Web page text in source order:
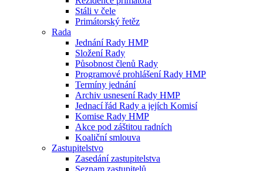
Stáli v čele
Primátorský řetěz
Rada
Jednání Rady HMP
Složení Rady
Působnost členů Rady
Programové prohlášení Rady HMP
Termíny jednání
Archiv usnesení Rady HMP
Jednací řád Rady a jejích Komisí
Komise Rady HMP
Akce pod záštitou radních
Koaliční smlouva
Zastupitelstvo
Zasedání zastupitelstva
Seznam zastupitelů